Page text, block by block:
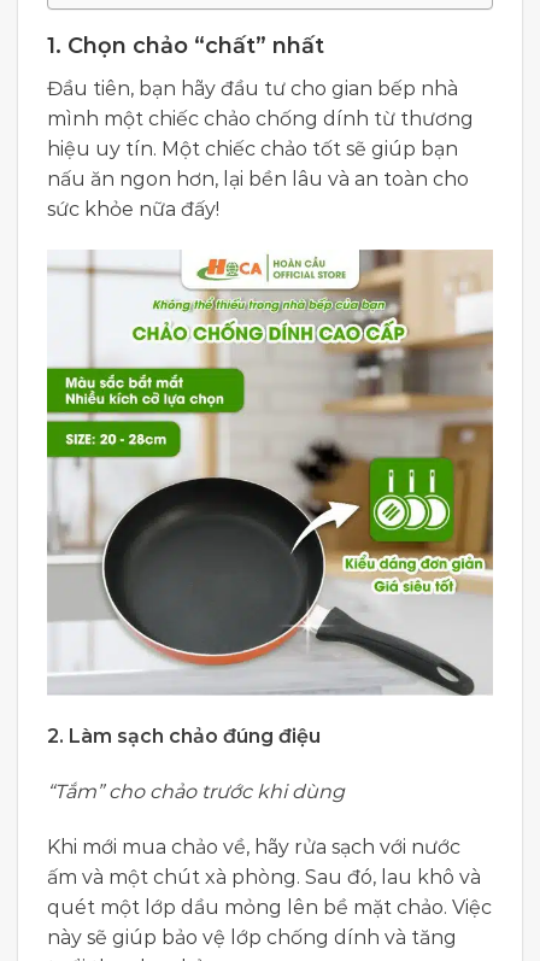
1. Chọn chảo “chất” nhất
Đầu tiên, bạn hãy đầu tư cho gian bếp nhà
mình một chiếc chảo chống dính từ thương
hiệu uy tín. Một chiếc chảo tốt sẽ giúp bạn
nấu ăn ngon hơn, lại bền lâu và an toàn cho
sức khỏe nữa đấy!
2. Làm sạch chảo đúng điệu
“Tắm” cho chảo trước khi dùng
Khi mới mua chảo về, hãy rửa sạch với nước
ấm và một chút xà phòng. Sau đó, lau khô và
quét một lớp dầu mỏng lên bề mặt chảo. Việc
này sẽ giúp bảo vệ lớp chống dính và tăng